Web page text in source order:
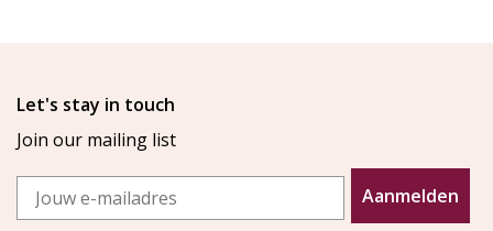
Let's stay in touch
Join our mailing list
Email
Aanmelden